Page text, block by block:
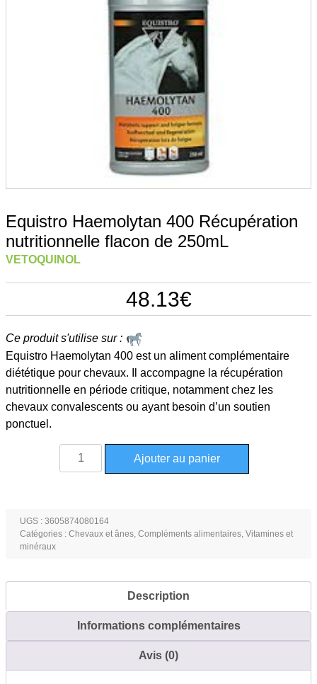
Equistro Haemolytan 400 Récupération
nutritionnelle flacon de 250mL
VETOQUINOL
48.13€
Ce produit s'utilise sur :
Equistro Haemolytan 400 est un aliment complémentaire
diététique pour chevaux. Il accompagne la récupération
nutritionnelle en période critique, notamment chez les
chevaux convalescents ou ayant besoin d’un soutien
ponctuel.
quantité
de
400
Récupération
Ajouter au panier
UGS : 3605874080164
Catégories : Chevaux et ânes, Compléments alimentaires, Vitamines et
minéraux
Description
Informations complémentaires
Avis (0)